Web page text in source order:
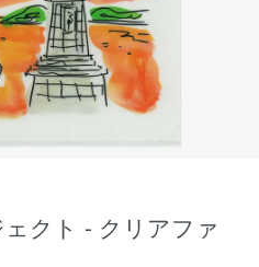
クト - クリアファ